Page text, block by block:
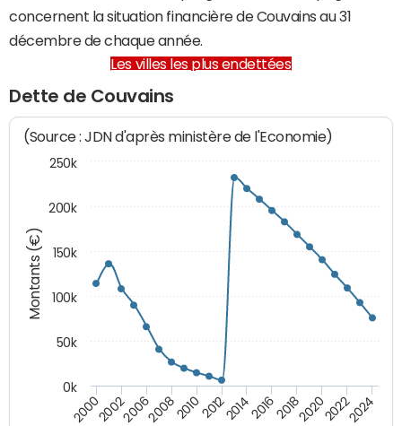
concernent la situation financière de Couvains au 31
décembre de chaque année.
Les villes les plus endettées
Dette de Couvains
Montants (€)
(Source : JDN d'après ministère de l'Economie)
200020022006200820102012201420162018202020222024
0k
50k
100k
150k
200k
250k